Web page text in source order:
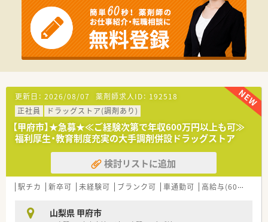
■在宅や教育等の専門性を活かせるスペシャリストを目指すこ
とも可能です。
■その他にも、管理部門や商品部門等の本社スタッフなど活動領
域は多種多様です。
■在宅実施店舗は年々増加しており、在宅医療へもしっかりと関
わる事ができます。
■育児休暇は3歳まで取得が可能で、時短制度は小学5年生まで
■年間休日が120日とワークライフバランスが整っています
■日用品から常備薬まで、従業員割引制度など嬉しいメリットも
たくさんあります！
更新日： 2026/08/07 薬剤師求人ID： 192518
正社員
ドラッグストア(調剤あり)
【甲府市】★急募★≪ご経験次第で年収600万円以上も可≫
福利厚生・教育制度充実の大手調剤併設ドラッグストア
検討リストに追加
駅チカ 新卒可 未経験可 ブランク可 車通勤可 高給与(600万円以上)
山梨県 甲府市